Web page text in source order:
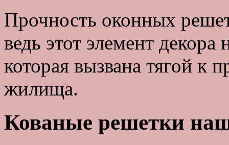
Прочность оконных
ведь этот элемент декора
которая вызвана тягой к
жилища.
Кованые решетки